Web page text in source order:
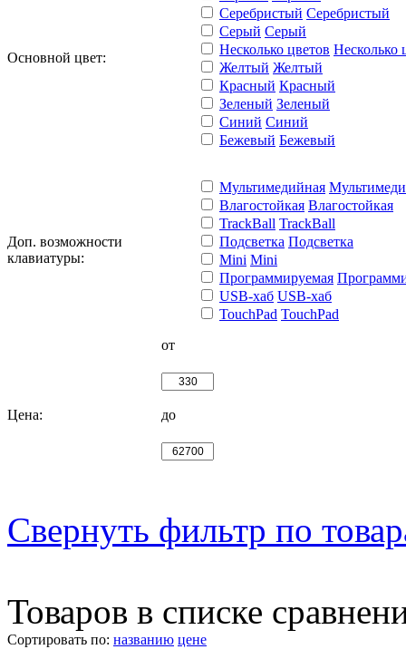
Основной цвет:
Серебристый Серебристый
Серый Серый
Несколько цветов Несколько
Желтый Желтый
Красный Красный
Зеленый Зеленый
Синий Синий
Бежевый Бежевый
Доп. возможности
клавиатуры:
Мультимедийная
Влагостойкая Влагостойкая
TrackBall TrackBall
Подсветка Подсветка
Mini Mini
Программируемая
USB-хаб USB-хаб
TouchPad TouchPad
Цена:
от
до
Свернуть фильтр по
Товаров в списке
Сортировать по: названию цене